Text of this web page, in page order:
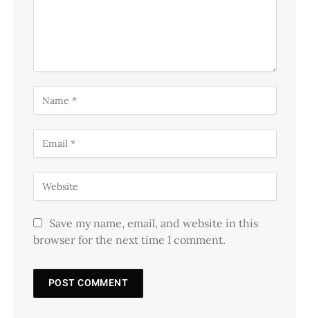
Save my name, email, and website in this
browser for the next time I comment.